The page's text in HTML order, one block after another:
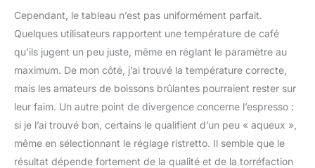
Cependant, le tableau n’est pas uniformément parfait.
Quelques utilisateurs rapportent une température de café
qu’ils jugent un peu juste, même en réglant le paramètre au
maximum. De mon côté, j’ai trouvé la température correcte,
mais les amateurs de boissons brûlantes pourraient rester sur
leur faim. Un autre point de divergence concerne l’espresso :
si je l’ai trouvé bon, certains le qualifient d’un peu « aqueux »,
même en sélectionnant le réglage ristretto. Il semble que le
résultat dépende fortement de la qualité et de la torréfaction